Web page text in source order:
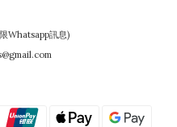
Whatsapp訊息)